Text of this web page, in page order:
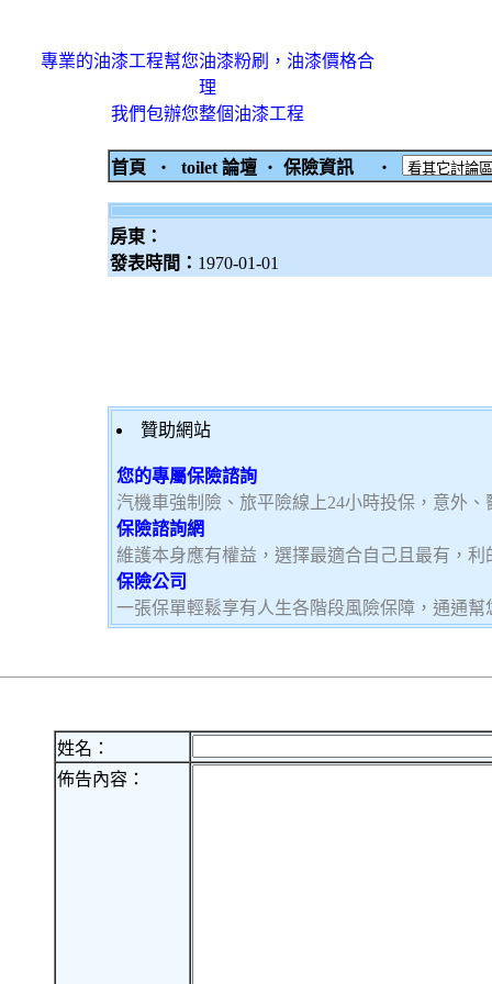
專業的油漆工程幫您油漆粉刷，油漆價格合
理
我們包辦您整個油漆工程
首頁 ‧ toilet 論壇 ‧ 保險資訊 ‧
房東：
發表時間： 1970-01-01
贊助網站
您的專屬保險諮詢
汽機車強制險、旅平險線上24小時投保，意外
保險諮詢網
維護本身應有權益，選擇最適合自己且最有，
保險公司
一張保單輕鬆享有人生各階段風險保障，通通幫
姓名：
佈告內容：